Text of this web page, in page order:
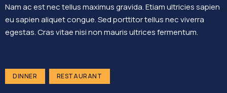
Nam ac est nec tellus maximus gravida. Etiam ultricies sapien
eu sapien aliquet congue. Sed porttitor tellus nec viverra
egestas. Cras vitae nisi non mauris ultrices fermentum.
DINNER RESTAURANT